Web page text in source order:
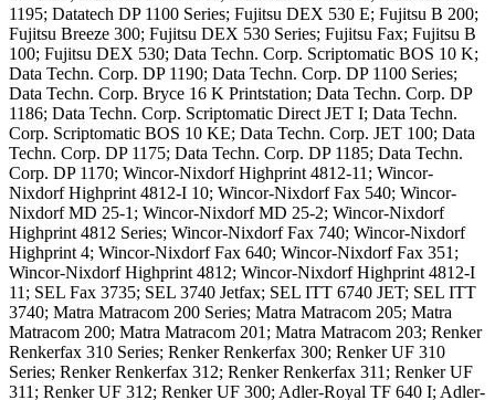
1195; Datatech DP 1100 Series; Fujitsu DEX 530 E; Fujitsu B 200;
Fujitsu Breeze 300; Fujitsu DEX 530 Series; Fujitsu Fax; Fujitsu B
100; Fujitsu DEX 530; Data Techn. Corp. Scriptomatic BOS 10 K;
Data Techn. Corp. DP 1190; Data Techn. Corp. DP 1100 Series;
Data Techn. Corp. Bryce 16 K Printstation; Data Techn. Corp. DP
1186; Data Techn. Corp. Scriptomatic Direct JET I; Data Techn.
Corp. Scriptomatic BOS 10 KE; Data Techn. Corp. JET 100; Data
Techn. Corp. DP 1175; Data Techn. Corp. DP 1185; Data Techn.
Corp. DP 1170; Wincor-Nixdorf Highprint 4812-11; Wincor-
Nixdorf Highprint 4812-I 10; Wincor-Nixdorf Fax 540; Wincor-
Nixdorf MD 25-1; Wincor-Nixdorf MD 25-2; Wincor-Nixdorf
Highprint 4812 Series; Wincor-Nixdorf Fax 740; Wincor-Nixdorf
Highprint 4; Wincor-Nixdorf Fax 640; Wincor-Nixdorf Fax 351;
Wincor-Nixdorf Highprint 4812; Wincor-Nixdorf Highprint 4812-I
11; SEL Fax 3735; SEL 3740 Jetfax; SEL ITT 6740 JET; SEL ITT
3740; Matra Matracom 200 Series; Matra Matracom 205; Matra
Matracom 200; Matra Matracom 201; Matra Matracom 203; Renker
Renkerfax 310 Series; Renker Renkerfax 300; Renker UF 310
Series; Renker Renkerfax 312; Renker Renkerfax 311; Renker UF
311; Renker UF 312; Renker UF 300; Adler-Royal TF 640 I; Adler-